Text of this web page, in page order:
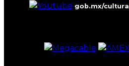
gob.mx/cultura